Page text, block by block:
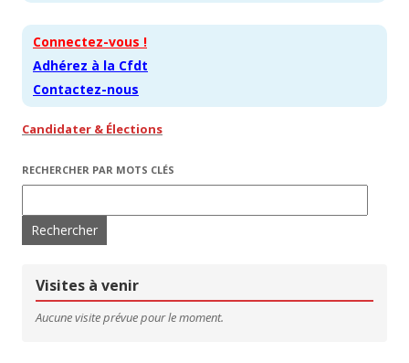
Connectez-vous !
Adhérez à la Cfdt
Contactez-nous
Candidater & Élections
RECHERCHER PAR MOTS CLÉS
Visites à venir
Aucune visite prévue pour le moment.